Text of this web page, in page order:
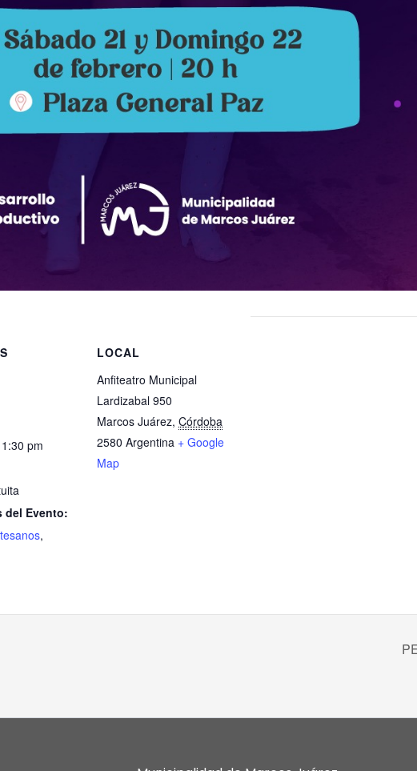
pm
del Evento:
,
LOCAL
Anfiteatro Municipal
Lardizabal 950
Marcos Juárez, Córdoba
2580 Argentina + Google
Map